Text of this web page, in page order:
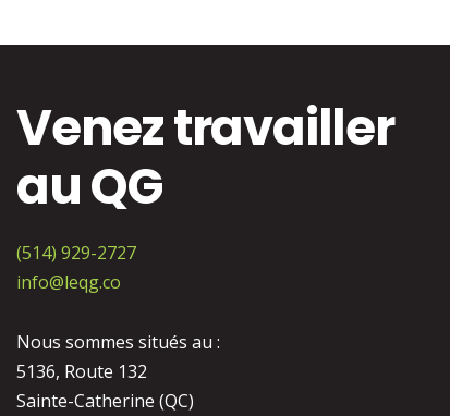
Venez travailler
au QG
(514) 929-2727
info@leqg.co
Nous sommes situés au :
5136, Route 132
Sainte-Catherine (QC)